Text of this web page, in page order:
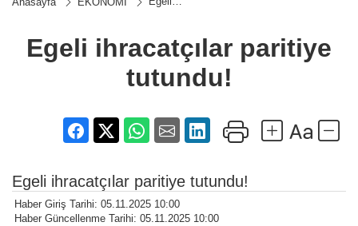
tutundu!
Egeli ihracatçılar paritiye
tutundu!
Egeli ihracatçılar paritiye tutundu!
Haber Giriş Tarihi: 05.11.2025 10:00
Haber Güncellenme Tarihi: 05.11.2025 10:00